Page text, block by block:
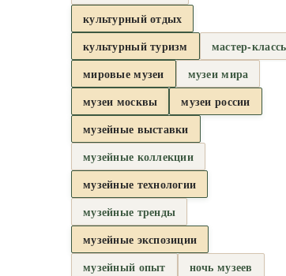
культурный отдых
культурный туризм
мастер-
мировые музеи
музеи мира
музеи москвы
музеи россии
музейные выставки
музейные коллекции
музейные технологии
музейные тренды
музейные экспозиции
музейный опыт
ночь музеев